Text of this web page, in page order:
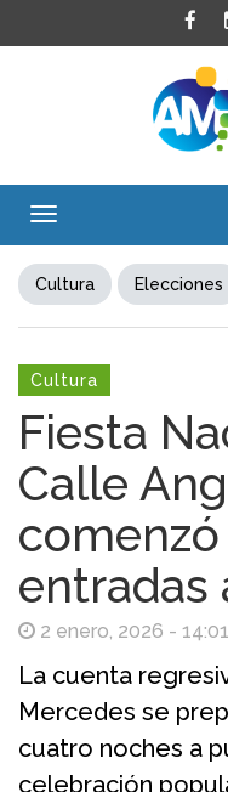
Toggle
Cultura Elecciones
Cultura
Fiesta
Calle
entradas
2 enero, 2026 -
La cuenta
Mercedes se
cuatro noches a
celebración